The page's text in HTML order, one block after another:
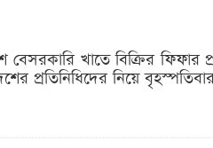
বেসরকারি খাতে বিক্রির
প্রতিনিধিদের নিয়ে